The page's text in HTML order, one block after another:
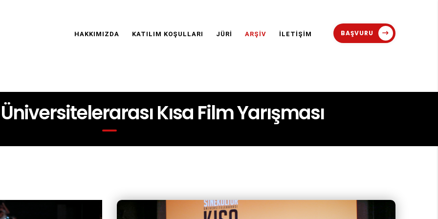
Navigation
HAKKIMIZDA KATILIM KOŞULLARI JÜRİ ARŞİV İLETİŞİM BAŞVURU
Kısa Film Yarışması